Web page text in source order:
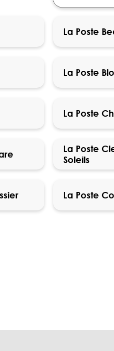
La Poste
La Poste
La Poste
La Poste
Soleils
La Poste